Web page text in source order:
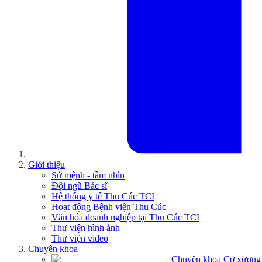
Giới thiệu
Sứ mệnh - tầm nhìn
Đội ngũ Bác sĩ
Hệ thống y tế Thu Cúc TCI
Hoạt động Bệnh viện Thu Cúc
Văn hóa doanh nghiệp tại Thu Cúc TCI
Thư viện hình ảnh
Thư viện video
Chuyên khoa
Chuyên khoa Cơ